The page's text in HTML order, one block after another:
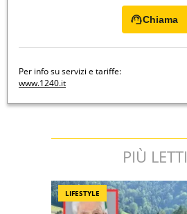
Chiama
Per info su servizi e tariffe:
www.1240.it
PIÙ LETTI
LIFESTYLE